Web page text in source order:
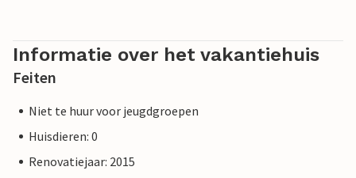
plaatsvonden. Een uitstapje met het hele gezin naar het
Nationaal Park Brijuni is ook zeker de moeite waard.
Informatie over het vakantiehuis
Feiten
Niet te huur voor jeugdgroepen
Huisdieren: 0
Renovatiejaar: 2015